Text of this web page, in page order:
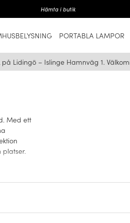
Hämta i butik
PORTABLA LAMPOR
Lidingö – Islinge Hamnväg 1.
Med ett